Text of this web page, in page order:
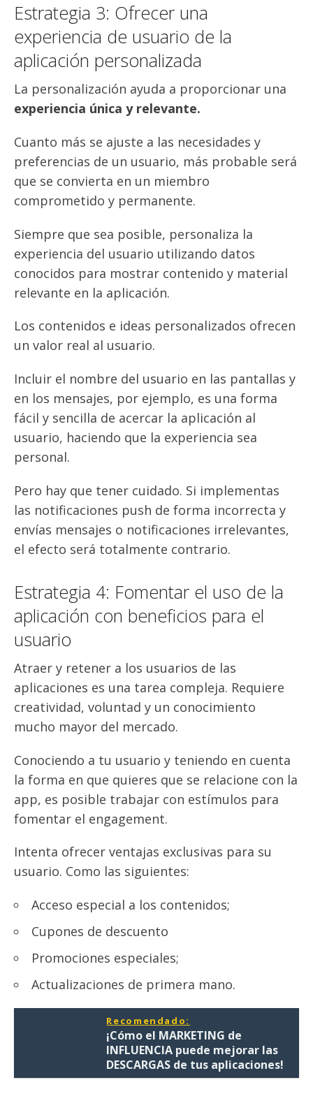
Estrategia 3: Ofrecer una
experiencia de usuario de la
aplicación personalizada
La personalización ayuda a proporcionar una
experiencia única y relevante.
Cuanto más se ajuste a las necesidades y
preferencias de un usuario, más probable será
que se convierta en un miembro
comprometido y permanente.
Siempre que sea posible, personaliza la
experiencia del usuario utilizando datos
conocidos para mostrar contenido y material
relevante en la aplicación.
Los contenidos e ideas personalizados ofrecen
un valor real al usuario.
Incluir el nombre del usuario en las pantallas y
en los mensajes, por ejemplo, es una forma
fácil y sencilla de acercar la aplicación al
usuario, haciendo que la experiencia sea
personal.
Pero hay que tener cuidado. Si implementas
las notificaciones push de forma incorrecta y
envías mensajes o notificaciones irrelevantes,
el efecto será totalmente contrario.
Estrategia 4: Fomentar el uso de la
aplicación con beneficios para el
usuario
Atraer y retener a los usuarios de las
aplicaciones es una tarea compleja. Requiere
creatividad, voluntad y un conocimiento
mucho mayor del mercado.
Conociendo a tu usuario y teniendo en cuenta
la forma en que quieres que se relacione con la
app, es posible trabajar con estímulos para
fomentar el engagement.
Intenta ofrecer ventajas exclusivas para su
usuario. Como las siguientes:
Acceso especial a los contenidos;
Cupones de descuento
Promociones especiales;
Actualizaciones de primera mano.
Recomendado:
¡Cómo el MARKETING de
INFLUENCIA puede mejorar las
DESCARGAS de tus aplicaciones!